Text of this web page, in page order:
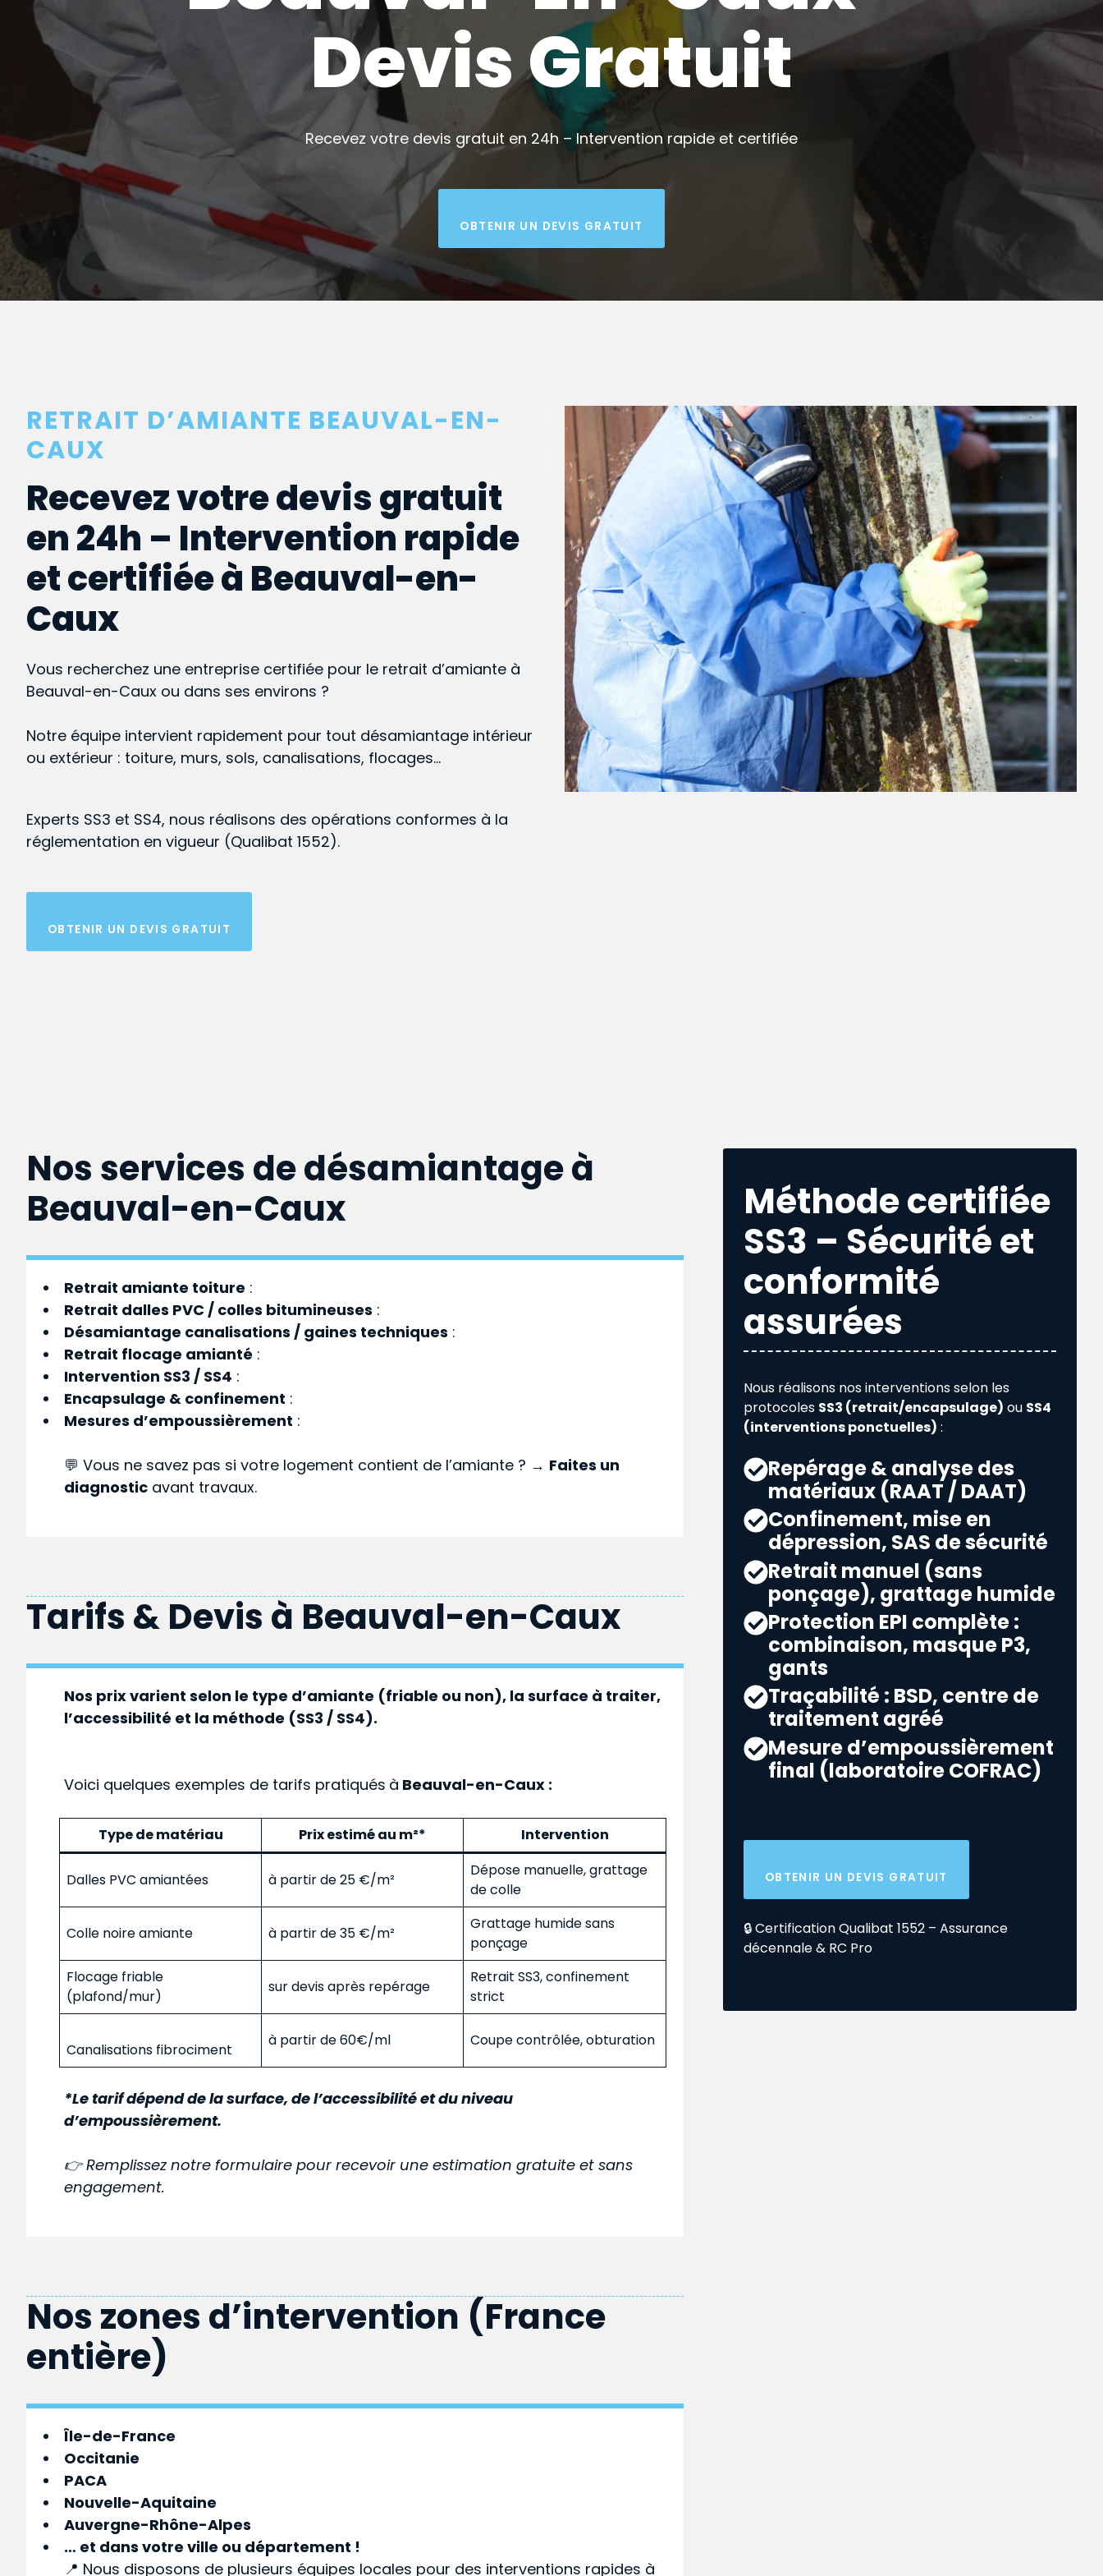
Devis Gratuit
Recevez votre devis gratuit en 24h – Intervention rapide et certifiée
OBTENIR UN DEVIS GRATUIT
RETRAIT D’AMIANTE BEAUVAL-EN-
CAUX
Recevez votre devis gratuit
en 24h – Intervention rapide
et certifiée à Beauval-en-
Caux
Vous recherchez une entreprise certifiée pour le retrait d’amiante à
Beauval-en-Caux ou dans ses environs ?
Notre équipe intervient rapidement pour tout désamiantage intérieur
ou extérieur : toiture, murs, sols, canalisations, flocages…
Experts SS3 et SS4, nous réalisons des opérations conformes à la
réglementation en vigueur (Qualibat 1552).
OBTENIR UN DEVIS GRATUIT
Nos services de désamiantage à
Beauval-en-Caux
Retrait amiante toiture :
Retrait dalles PVC / colles bitumineuses :
Désamiantage canalisations / gaines techniques :
Retrait flocage amianté :
Intervention SS3 / SS4 :
Encapsulage & confinement :
Mesures d’empoussièrement :
💬 Vous ne savez pas si votre logement contient de l’amiante ? → Faites un
diagnostic avant travaux.
Tarifs & Devis à Beauval-en-Caux
Nos prix varient selon le type d’amiante (friable ou non), la surface à traiter,
l’accessibilité et la méthode (SS3 / SS4).
Voici quelques exemples de tarifs pratiqués à Beauval-en-Caux :
Type de matériau Prix estimé au m²* Intervention
Dalles PVC amiantées à partir de 25 €/m²
Dépose manuelle, grattage
de colle
Colle noire amiante à partir de 35 €/m²
Grattage humide sans
ponçage
Flocage friable
(plafond/mur)
sur devis après repérage
Retrait SS3, confinement
strict
Canalisations fibrociment
à partir de 60€/ml Coupe contrôlée, obturation
*Le tarif dépend de la surface, de l’accessibilité et du niveau
d’empoussièrement.
👉 Remplissez notre formulaire pour recevoir une estimation gratuite et sans
engagement.
Nos zones d’intervention (France
entière)
Île-de-France
Occitanie
PACA
Nouvelle-Aquitaine
Auvergne-Rhône-Alpes
… et dans votreville ou département !
📍 Nous disposons de plusieurs équipes locales pour des interventions rapides à
Méthode certifiée
SS3 – Sécurité et
conformité
assurées
Nous réalisons nos interventions selon les
protocoles SS3 (retrait/encapsulage) ou SS4
(interventions ponctuelles) :
Repérage & analyse des
matériaux (RAAT / DAAT)
Confinement, mise en
dépression, SAS de sécurité
Retrait manuel (sans
ponçage), grattage humide
Protection EPI complète :
combinaison, masque P3,
gants
Traçabilité : BSD, centre de
traitement agréé
Mesure d’empoussièrement
final (laboratoire COFRAC)
OBTENIR UN DEVIS GRATUIT
🔒 Certification Qualibat 1552 – Assurance
décennale & RC Pro